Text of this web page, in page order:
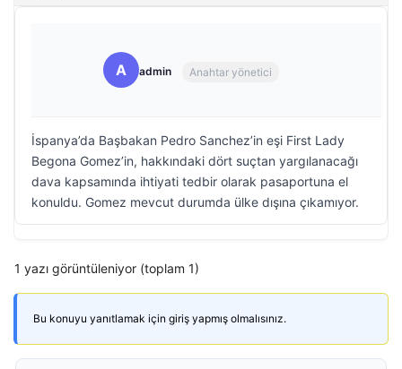
A admin Anahtar yönetici
İspanya’da Başbakan Pedro Sanchez’in eşi First Lady
Begona Gomez’in, hakkındaki dört suçtan yargılanacağı
dava kapsamında ihtiyati tedbir olarak pasaportuna el
konuldu. Gomez mevcut durumda ülke dışına çıkamıyor.
1 yazı görüntüleniyor (toplam 1)
Bu konuyu yanıtlamak için giriş yapmış olmalısınız.